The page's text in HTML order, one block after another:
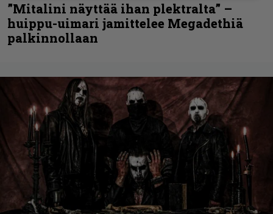
”Mitalini näyttää ihan plektralta” –
huippu-uimari jamittelee Megadethiä
palkinnollaan